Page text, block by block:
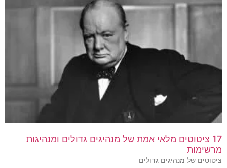
17 ציטוטים מלאי אמת של מנהיגים גדולים ומנהיגות
מרשימות
ציטוטים של מנהיגים גדולים